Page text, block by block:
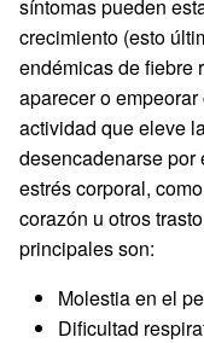
síntomas pueden
crecimiento (esto
endémicas de fiebre
aparecer o
actividad que eleve
desencadenarse por
estrés corporal,
corazón u otros
principales son:
Molestia en el
Dificultad